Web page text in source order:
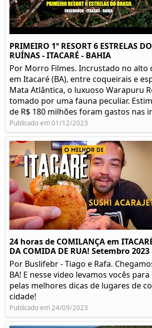
PRIMEIRO 1º RESORT 6 ESTRELAS
RUÍNAS - ITACARÉ - BAHIA
Por Morro Filmes. Incrustado no alto
em Itacaré (BA), entre coqueirais e
Mata Atlântica, o luxuoso Warapuru
tomado por uma fauna peculiar.
de R$ 180 milhões foram gastos nas
Publicado em 01/12/2023
24 horas de COMILANÇA em
DA COMIDA DE RUA! Setembro 2023
Por Buslifebr - Tiago e Rafa.
BA! E nesse video levamos vocês
pelas melhores dicas de lugares de
cidade!
Publicado em 24/09/2023